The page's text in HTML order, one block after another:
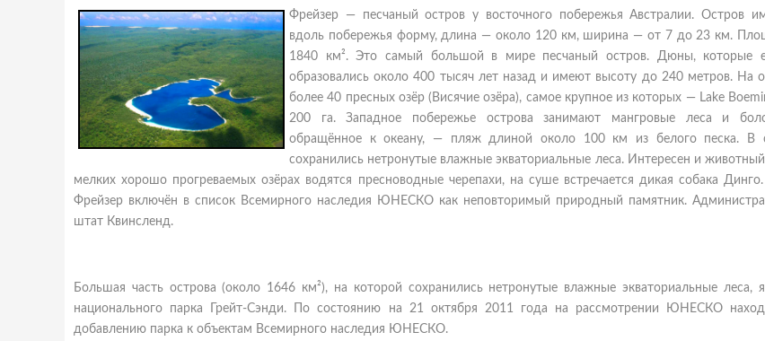
Фрейзер — песчаный остров у восточного побережья Австралии. Остров
вдоль побережья форму, длина — около 120 км, ширина — от 7 до 23 км.
1840 км². Это самый большой в мире песчаный остров. Дюны, которые
образовались около 400 тысяч лет назад и имеют высоту до 240 метров. На
более 40 пресных озёр (Висячие озёра), самое крупное из которых — Lake
200 га. Западное побережье острова занимают мангровые леса и
обращённое к океану, — пляж длиной около 100 км из белого песка. В
сохранились нетронутые влажные экваториальные леса. Интересен и
мелких хорошо прогреваемых озёрах водятся пресноводные черепахи, на суше встречается дикая собака
Фрейзер включён в список Всемирного наследия ЮНЕСКО как неповторимый природный памятник.
штат Квинсленд.
Большая часть острова (около 1646 км²), на которой сохранились нетронутые влажные экваториальные леса,
национального парка Грейт-Сэнди. По состоянию на 21 октября 2011 года на рассмотрении ЮНЕСКО
добавлению парка к объектам Всемирного наследия ЮНЕСКО.